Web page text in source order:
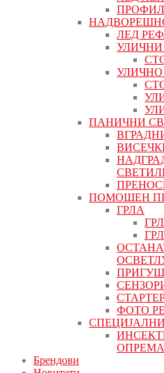
ЛЕД
ПАНИЧНИ
ПОМОШЕН
ГРЛА
ФОТО
Брендови